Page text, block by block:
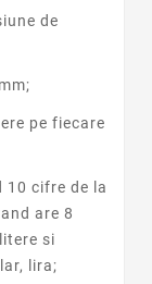
de
pe fiecare
10 cifre de la
are 8
si
lira;